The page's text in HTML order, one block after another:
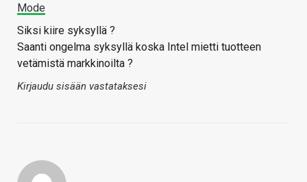
Mode
Siksi kiire syksyllä ?
Saanti ongelma syksyllä koska Intel mietti tuotteen
vetämistä markkinoilta ?
Kirjaudu sisään vastataksesi